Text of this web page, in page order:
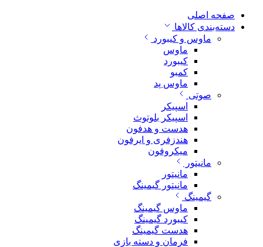
صفحه اصلی
دسته‌بندی کالاها
ماوس و کیبورد
ماوس
کیبورد
کمبو
ماوس پد
صوتی
اسپیکر
اسپیکر بلوتوث
هدست و هدفون
هندزفری و ایرفون
میکروفون
مانیتور
مانیتور
مانیتور گیمینگ
گیمینگ
ماوس گیمینگ
کیبورد گیمینگ
هدست گیمینگ
فرمان و دسته بازی